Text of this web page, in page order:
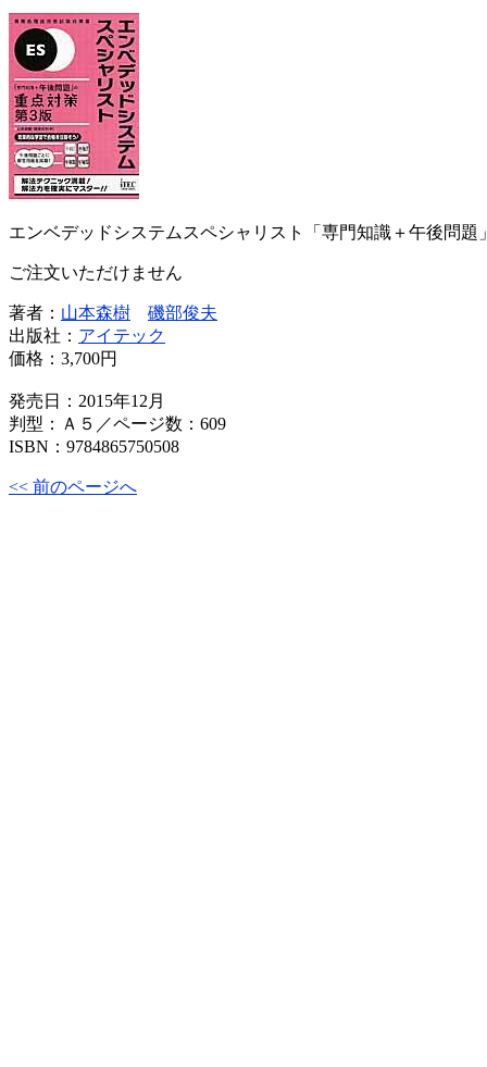
エンベデッドシステムスペシャリスト「専門知識＋午後問
ご注文いただけません
著者： 山本森樹
磯部俊夫
出版社： アイテック
価格： 3,700円
発売日：2015年12月
判型：Ａ５／ページ数：609
ISBN：9784865750508
<< 前のページへ